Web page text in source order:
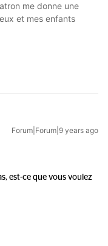
me donne une
et mes enfants
Forum|Forum|9 years ago
est-ce que vous voulez